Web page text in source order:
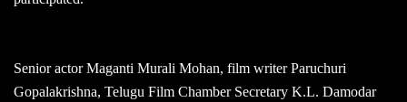
Senior actor Maganti Murali Mohan, film writer Paruchuri
Gopalakrishna, Telugu Film Chamber Secretary K.L. Damodar